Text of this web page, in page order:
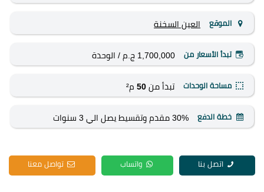
الموقع العين السخنة
تبدأ الأسعار من 1,700,000 ج.م / الوحدة
مساحة الوحدات تبدأ من 50م²
خطة الدفع 30% مقدم وتقسيط يصل الي 3 سنوات
اتصل بنا واتساب تواصل معنا